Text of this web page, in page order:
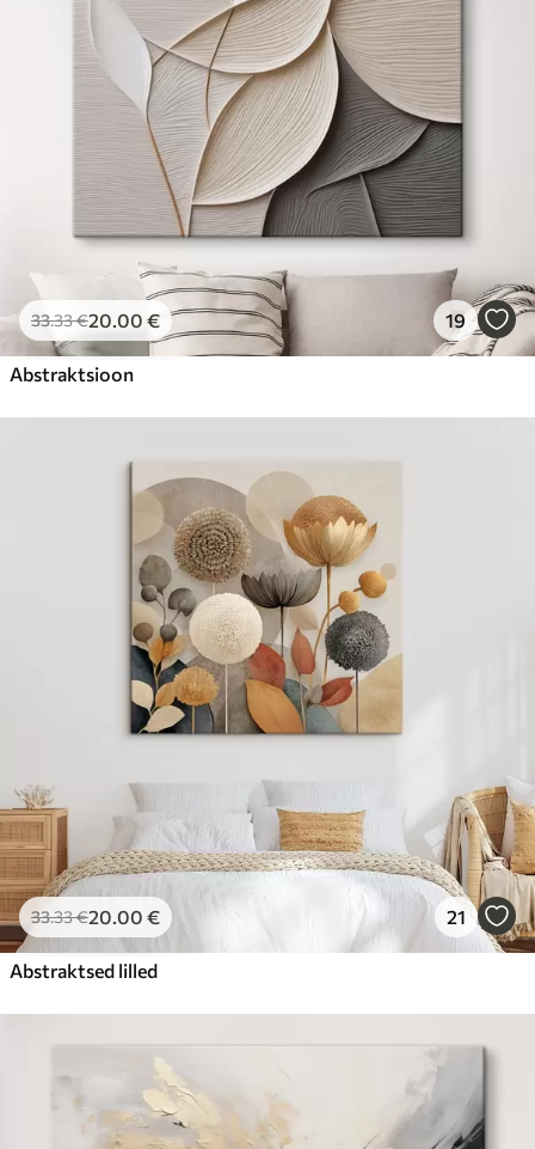
33.33€20.00 € 19
Abstraktsioon
33.33€20.00 € 21
Abstraktsed lilled